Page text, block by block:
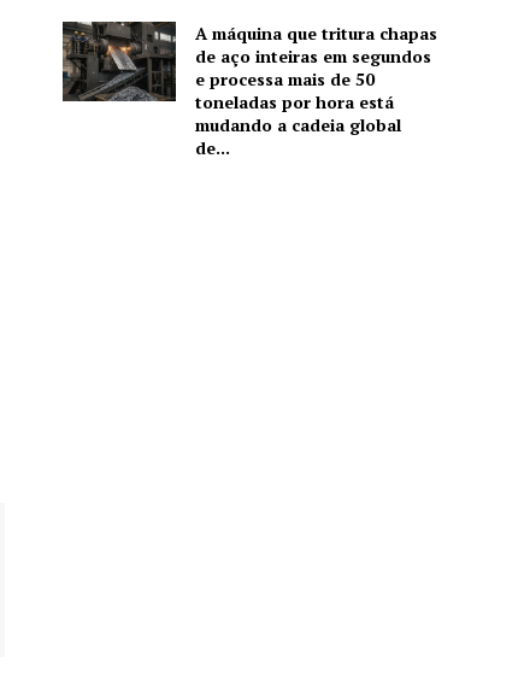
A máquina que tritura chapas
de aço inteiras em segundos
e processa mais de 50
toneladas por hora está
mudando a cadeia global
de...